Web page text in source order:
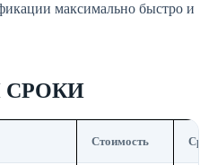
максимально быстро и
СРОКИ
Стоимость Срок